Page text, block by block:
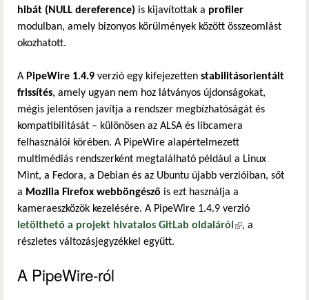
hibát (NULL dereference) is kijavítottak a profiler
modulban, amely bizonyos körülmények között összeomlást
okozhatott.
A PipeWire 1.4.9 verzió egy kifejezetten stabilitásorientált
frissítés, amely ugyan nem hoz látványos újdonságokat,
mégis jelentősen javítja a rendszer megbízhatóságát és
kompatibilitását – különösen az ALSA és libcamera
felhasználói körében. A PipeWire alapértelmezett
multimédiás rendszerként megtalálható például a Linux
Mint, a Fedora, a Debian és az Ubuntu újabb verzióiban, sőt
a Mozilla Firefox webböngésző is ezt használja a
kameraeszközök kezelésére. A PipeWire 1.4.9 verzió
letölthető a projekt hivatalos GitLab oldaláról (külső
, a
részletes változásjegyzékkel együtt.
A PipeWire-ról